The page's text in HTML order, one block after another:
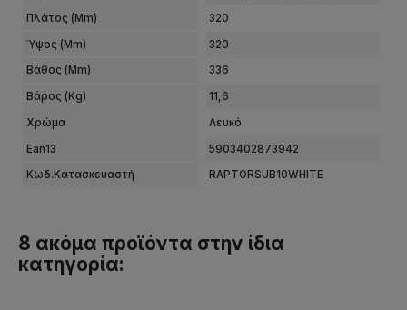
Πλάτος (mm) 320
Ύψος (mm) 320
Βάθος (mm) 336
Βάρος (kg) 11,6
Χρώμα Λευκό
Ean13 5903402873942
Κωδ.Κατασκευαστή RAPTORSUB10WHITE
8 ακόμα προϊόντα στην ίδια
κατηγορία: